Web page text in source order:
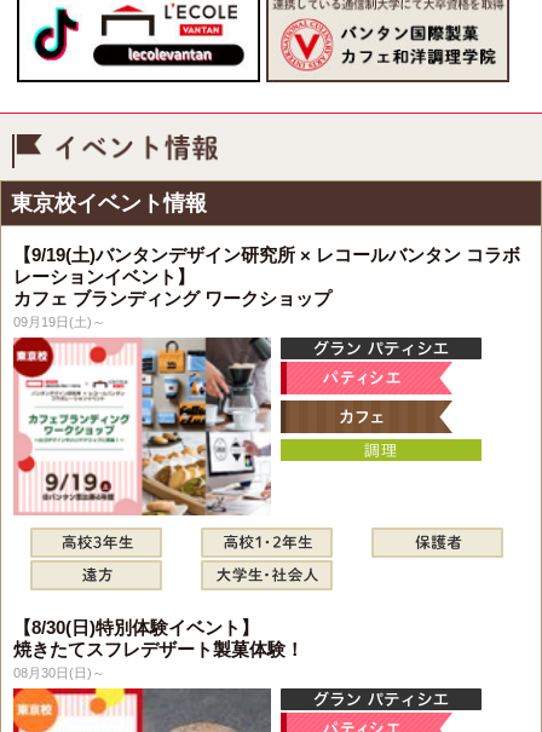
東京校イベント情報
【9/19(土)バンタンデザイン研究所 × レコールバンタン コラボ
レーションイベント】
カフェ ブランディング ワークショップ
09月19日(土)～
【8/30(日)特別体験イベント】
焼きたてスフレデザート製菓体験！
08月30日(日)～